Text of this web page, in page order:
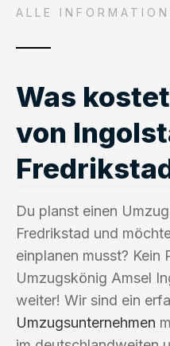
ALLE
Was
von
Du planst einen
Fredrikstad und
einplanen musst? Kein
Umzugskönig Amsel
weiter! Wir sind ein
Umzugsunternehmen